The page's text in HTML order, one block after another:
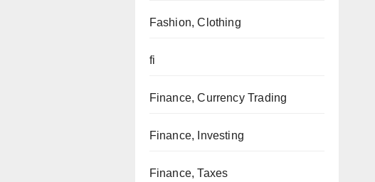
Fashion, Clothing
fi
Finance, Currency Trading
Finance, Investing
Finance, Taxes